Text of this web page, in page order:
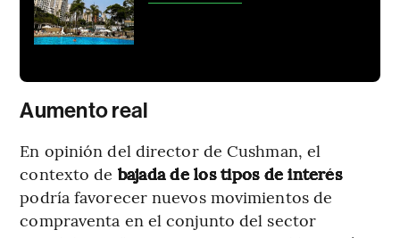
Aumento real
En opinión del director de Cushman, el
contexto de bajada de los tipos de interés
podría favorecer nuevos movimientos de
compraventa en el conjunto del sector